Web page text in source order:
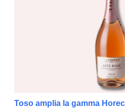
Toso amplia la gamma